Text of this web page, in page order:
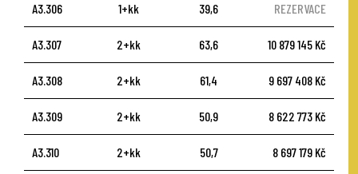
A3.306 1+kk 39,6 REZERVACE
A3.307 2+kk 63,6 10 879 145 Kč
A3.308 2+kk 61,4 9 697 408 Kč
A3.309 2+kk 50,9 8 622 773 Kč
A3.310 2+kk 50,7 8 697 179 Kč